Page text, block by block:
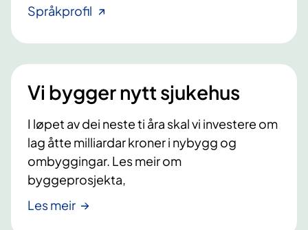
Språkprofil
Vi bygger nytt sjukehus
I løpet av dei neste ti åra skal vi investere om
lag åtte milliardar kroner i nybygg og
ombyggingar. Les meir om
byggeprosjekta,
Les meir